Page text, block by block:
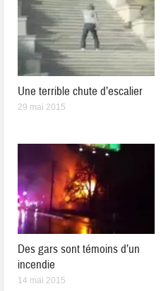
Une terrible chute d’escalier
29 mai 2015
Des gars sont témoins d’un
incendie
14 mai 2015